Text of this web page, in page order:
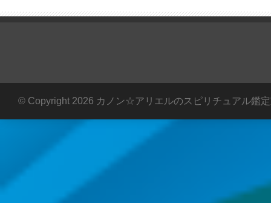
© Copyright 2026 カノン☆アリエルのスピリチュアル鑑